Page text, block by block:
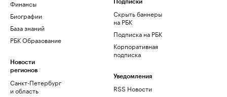
Финансы
Биографии
База знаний
РБК Образование
Новости
регионов
Санкт-Петербург
и область
Подписки
Скрыть баннеры
на РБК
Подписка на РБК
Корпоративная
подписка
Уведомления
RSS Новости